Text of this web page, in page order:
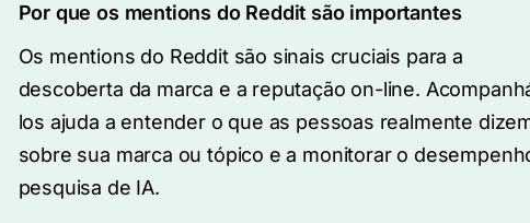
Por que os mentions do Reddit são importantes
Os mentions do Reddit são sinais cruciais para a
descoberta da marca e a reputação on-line.
los ajuda a entender o que as pessoas realmente
sobre sua marca ou tópico e a monitorar o
pesquisa de IA.